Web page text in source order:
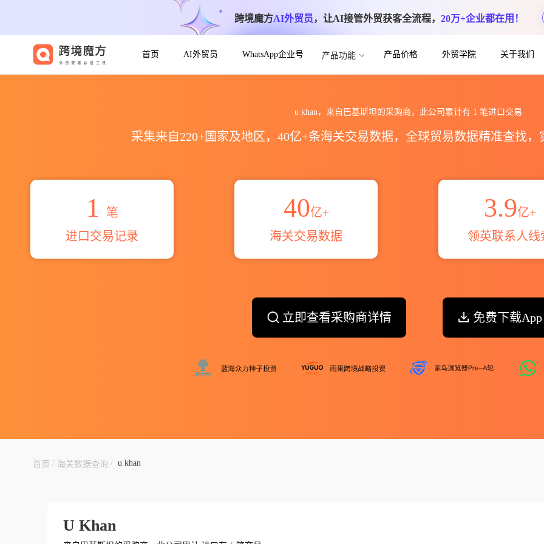
跨境魔方AI外贸员，让AI接管外贸获客全流程， 20万+企业都在用！
首页 AI外贸员 WhatsApp企业号 产品功能 产品价格 外贸学院 关于我们
u khan，来自巴基斯坦的采购商，此公司累计有 1 笔进口交易
采集来自220+国家及地区，40亿+条海关交易数据，全球贸易数据精准查找
1
笔
进口交易记录
40亿+
海关交易数据
3.9亿+
领英联系人线
立即查看采购商详情 免费下载App
首页 / 海关数据查询 / u khan
U Khan